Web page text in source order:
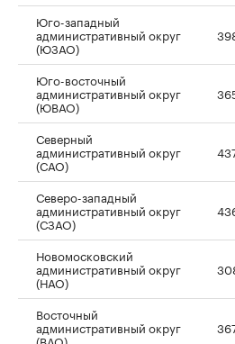
Юго-западный
административный округ
(ЮЗАО)
Юго-восточный
административный округ
(ЮВАО)
Северный
административный округ
(САО)
Северо-западный
административный округ
(СЗАО)
Новомосковский
административный округ
(НАО)
Восточный
административный округ